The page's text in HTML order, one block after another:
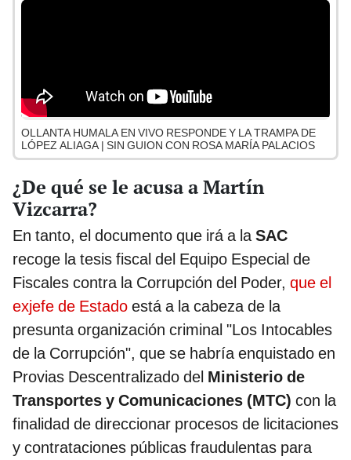
OLLANTA HUMALA EN VIVO RESPONDE Y LA TRAMPA DE
LÓPEZ ALIAGA | SIN GUION CON ROSA MARÍA PALACIOS
¿De qué se le acusa a Martín
Vizcarra?
En tanto, el documento que irá a laSAC
recoge la tesis fiscal del Equipo Especial de
Fiscales contra la Corrupción del Poder, que el
exjefe de Estado está a la cabeza de la
presunta organización criminal "Los Intocables
de la Corrupción", que se habría enquistado en
Provias Descentralizado del Ministerio de
Transportes y Comunicaciones (MTC) con la
finalidad de direccionar procesos de licitaciones
y contrataciones públicas fraudulentas para